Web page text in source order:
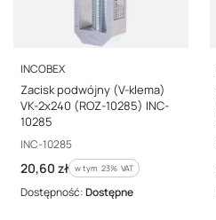
PRODUCENT
INCOBEX
Zacisk podwójny (V-klema)
VK-2x240 (ROZ-10285) INC-
10285
Kod producenta
INC-10285
Cena brutto
20,60 zł w tym %s VAT
w tym 23% VAT
Dostępność:Dostępne